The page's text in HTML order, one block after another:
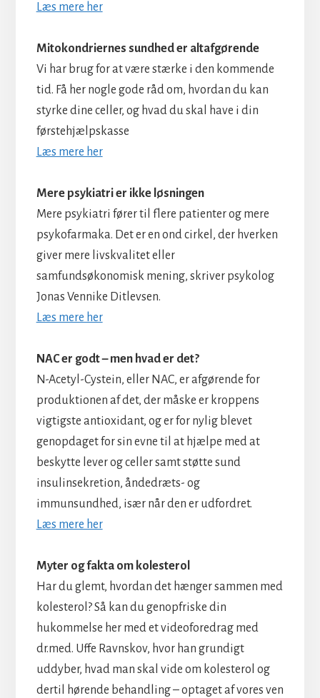
Læs mere her
Mitokondriernes sundhed er altafgørende
Vi har brug for at være stærke i den kommende
tid. Få her nogle gode råd om, hvordan du kan
styrke dine celler, og hvad du skal have i din
førstehjælpskasse
Læs mere her
Mere psykiatri er ikke løsningen
Mere psykiatri fører til flere patienter og mere
psykofarmaka. Det er en ond cirkel, der hverken
giver mere livskvalitet eller
samfundsøkonomisk mening, skriver psykolog
Jonas Vennike Ditlevsen.
Læs mere her
NAC er godt – men hvad er det?
N-Acetyl-Cystein, eller NAC, er afgørende for
produktionen af det, der måske er kroppens
vigtigste antioxidant, og er for nylig blevet
genopdaget for sin evne til at hjælpe med at
beskytte lever og celler samt støtte sund
insulinsekretion, åndedræts- og
immunsundhed, især når den er udfordret.
Læs mere her
Myter og fakta om kolesterol
Har du glemt, hvordan det hænger sammen med
kolesterol? Så kan du genopfriske din
hukommelse her med et videoforedrag med
dr.med. Uffe Ravnskov, hvor han grundigt
uddyber, hvad man skal vide om kolesterol og
dertil hørende behandling – optaget af vores ven